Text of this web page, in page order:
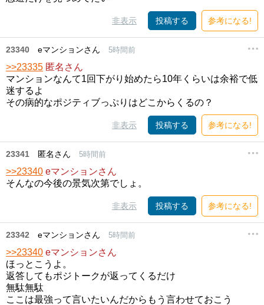
非表示 投稿する 参考になる!
23340 eマンションさん 5時間前
>>23335 匿名さん
マンションなんて1回下がり始めたら10年くらいは余裕で低
迷するよ
その病的なポジティブっぷりはどこからくるの？
非表示 投稿する 参考になる!
23341 匿名さん 5時間前
>>23340 eマンションさん
そんなの今後の景気次第でしょ。
非表示 投稿する 参考になる!
23342 eマンションさん 5時間前
>>23340 eマンションさん
ほっとこうよ。
返答してもポジトークが返ってくるだけ
無駄無駄
ここは最強って言いたいんだからもう言わせておこう